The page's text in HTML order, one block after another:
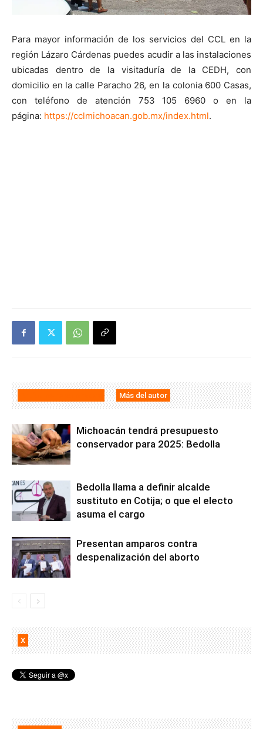
Para mayor información de los servicios del CCL en la
región Lázaro Cárdenas puedes acudir a las instalaciones
ubicadas dentro de la visitaduría de la CEDH, con
domicilio en la calle Paracho 26, en la colonia 600 Casas,
con teléfono de atención 753 105 6960 o en la
página: https://cclmichoacan.gob.mx/index.html.
Más del autor
Michoacán tendrá presupuesto
conservador para 2025: Bedolla
Bedolla llama a definir alcalde
sustituto en Cotija; o que el electo
asuma el cargo
Presentan amparos contra
despenalización del aborto
X